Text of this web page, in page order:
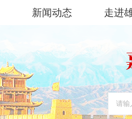
新闻动态 走进